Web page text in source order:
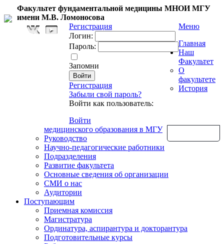
Факультет фундаментальной медицины МНОИ МГУ
имени М.В. Ломоносова
Регистрация
Логин:
Пароль:
Запомни
Регистрация
Забыли свой пароль?
Войти как пользователь:
Войти
Меню
Главная
Наш
Факультет
О
факультете
История
медицинского образования в МГУ
Руководство
Научно-педагогические работники
Подразделения
Развитие факультета
Основные сведения об организации
СМИ о нас
Аудитории
Поступающим
Приемная комиссия
Магистратура
Ординатура, аспирантура и докторантура
Подготовительные курсы